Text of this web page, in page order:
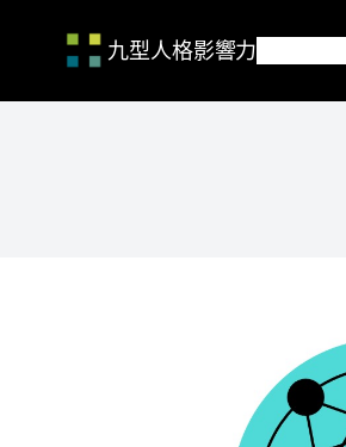
跳
九型人格影響力